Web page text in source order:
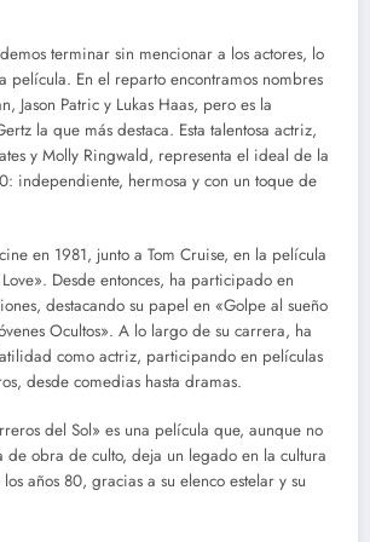
terminar sin mencionar a los actores, lo
película. En el reparto encontramos nombres
Jason Patric y Lukas Haas, pero es la
la que más destaca. Esta talentosa actriz,
y Molly Ringwald, representa el ideal de la
independiente, hermosa y con un toque de
en 1981, junto a Tom Cruise, en la película
Desde entonces, ha participado en
destacando su papel en «Golpe al sueño
Ocultos». A lo largo de su carrera, ha
como actriz, participando en películas
desde comedias hasta dramas.
del Sol» es una película que, aunque no
de obra de culto, deja un legado en la cultura
años 80, gracias a su elenco estelar y su